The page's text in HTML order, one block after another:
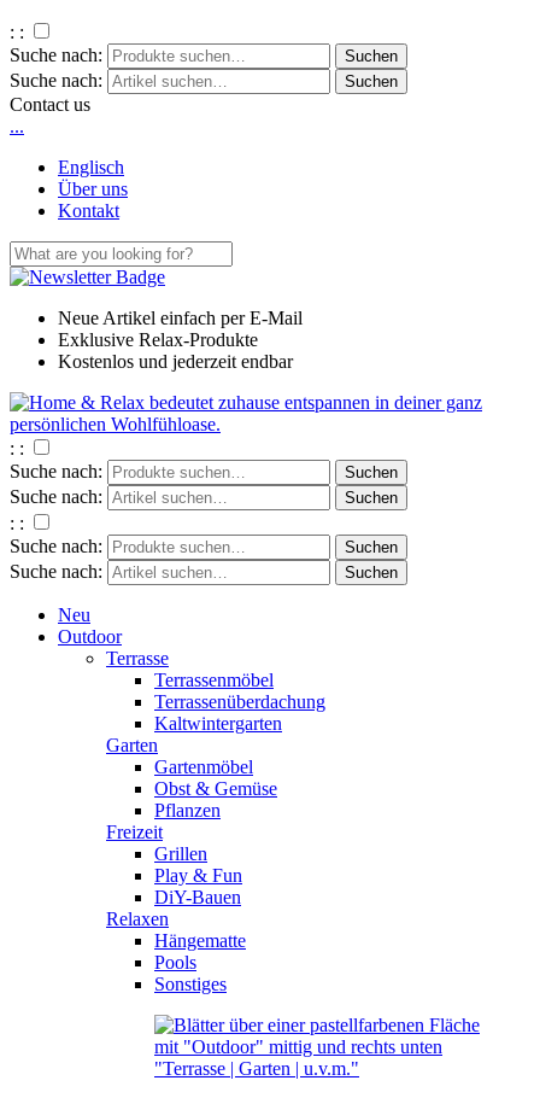
: :
Suche nach:
Suche nach:
Contact us
...
Englisch
Über uns
Kontakt
Neue Artikel einfach per E-Mail
Exklusive Relax-Produkte
Kostenlos und jederzeit endbar
: :
Suche nach:
Suche nach:
: :
Suche nach:
Suche nach:
Neu
Outdoor
Terrasse
Terrassenmöbel
Terrassenüberdachung
Kaltwintergarten
Garten
Gartenmöbel
Obst & Gemüse
Pflanzen
Freizeit
Grillen
Play & Fun
DiY-Bauen
Relaxen
Hängematte
Pools
Sonstiges